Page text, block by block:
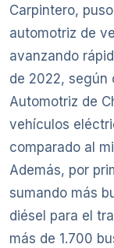
Carpintero,
automotriz de
avanzando
de 2022, según
Automotriz de
vehículos
comparado al
Además, por
sumando más
diésel para el
más de 1.700